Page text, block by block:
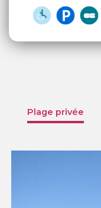
Plage privée